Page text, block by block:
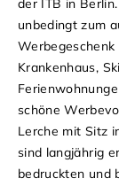
der ITB in
unbedingt zum
Krankenhaus,
schöne
Lerche mit Sitz
sind langjährig
bedruckten und